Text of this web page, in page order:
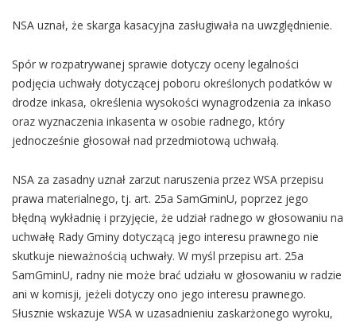
NSA uznał, że skarga kasacyjna zasługiwała na uwzględnienie.
Spór w rozpatrywanej sprawie dotyczy oceny legalności
podjęcia uchwały dotyczącej poboru określonych podatków w
drodze inkasa, określenia wysokości wynagrodzenia za inkaso
oraz wyznaczenia inkasenta w osobie radnego, który
jednocześnie głosował nad przedmiotową uchwałą.
NSA za zasadny uznał zarzut naruszenia przez WSA przepisu
prawa materialnego, tj. art. 25a SamGminU, poprzez jego
błędną wykładnię i przyjęcie, że udział radnego w głosowaniu na
uchwałę Rady Gminy dotyczącą jego interesu prawnego nie
skutkuje nieważnością uchwały. W myśl przepisu art. 25a
SamGminU, radny nie może brać udziału w głosowaniu w radzie
ani w komisji, jeżeli dotyczy ono jego interesu prawnego.
Słusznie wskazuje WSA w uzasadnieniu zaskarżonego wyroku,